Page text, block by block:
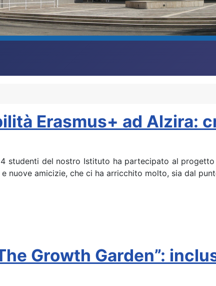
Erasmus+ ad Alzira:
studenti del nostro Istituto ha partecipato al
nuove amicizie, che ci ha arricchito molto, sia dal
Growth Garden”: